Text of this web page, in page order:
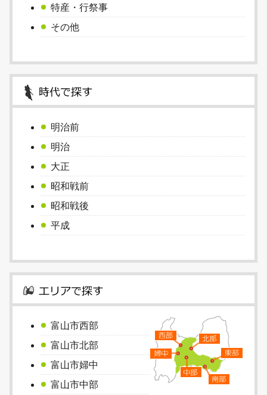
特産・行祭事
その他
明治前
明治
大正
昭和戦前
昭和戦後
平成
富山市西部
富山市北部
富山市婦中
富山市中部